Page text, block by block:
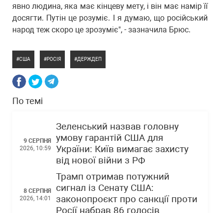
явно людина, яка має кінцеву мету, і він має намір її
досягти. Путін це розуміє. І я думаю, що російський
народ теж скоро це зрозуміє", - зазначила Брюс.
США РОСІЯ ДЕРЖДЕП
По темі
9 СЕРПНЯ
2026, 10:59
Зеленський назвав головну
умову гарантій США для
України: Київ вимагає захисту
від нової війни з РФ
8 СЕРПНЯ
2026, 14:01
Трамп отримав потужний
сигнал із Сенату США:
законопроєкт про санкції проти
Росії набрав 86 голосів